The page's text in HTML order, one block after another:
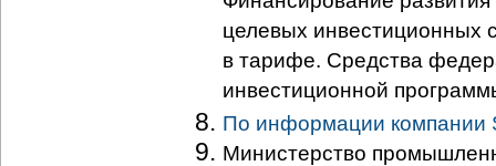
целевых инвестиционных
в тарифе. Средства
инвестиционной
По информации компании
Министерство